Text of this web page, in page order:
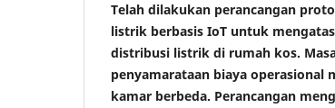
Telah dilakukan perancangan
listrik berbasis IoT untuk
distribusi listrik di rumah kos.
penyamarataan biaya
kamar berbeda. Perancangan